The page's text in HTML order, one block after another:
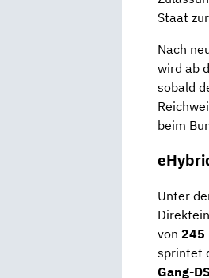
Staat
Nach
wird ab
sobald
beim
Unter
von 245
sprintet
Gang-